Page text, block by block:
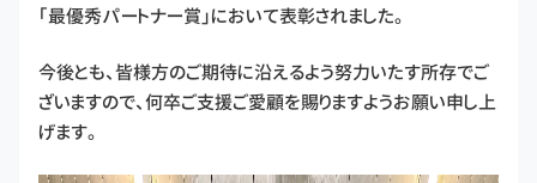
「最優秀パートナー賞」において表彰されました。
今後とも、皆様方のご期待に沿えるよう努力いたす所存でご
ざいますので、何卒ご支援ご愛顧を賜りますようお願い申し上
げます。